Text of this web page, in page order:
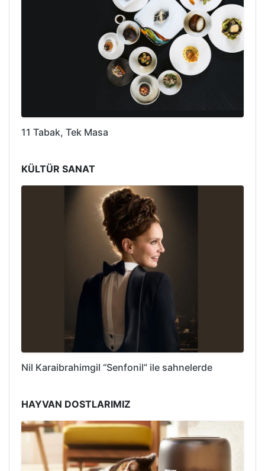
11 Tabak, Tek Masa
KÜLTÜR SANAT
Nil Karaibrahimgil “Senfonil” ile sahnelerde
HAYVAN DOSTLARIMIZ